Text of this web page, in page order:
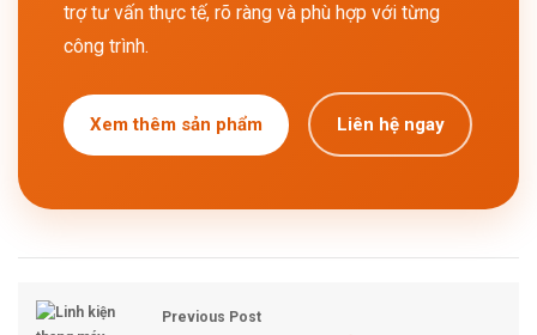
trợ tư vấn thực tế, rõ ràng và phù hợp với từng
công trình.
Xem thêm sản phẩm Liên hệ ngay
Previous Post